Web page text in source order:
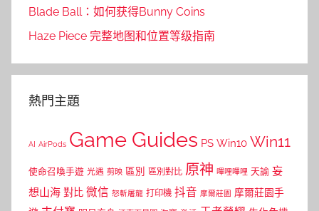
Blade Ball：如何获得Bunny Coins
Haze Piece 完整地图和位置等级指南
熱門主題
AI AirPods Game Guides PS Win10 Win11
使命召喚手遊 光遇 剪映 區別 區別對比 原神 嗶哩嗶哩 天諭 妄
想山海 對比 微信 怒斬屠龍 打印機 抖音 摩爾莊園 摩爾莊園手